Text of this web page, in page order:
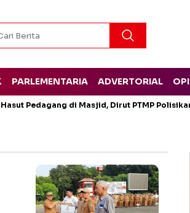
PARLEMENTARIA ADVERTORIAL
Hasut Pedagang di Masjid, Dirut PTMP